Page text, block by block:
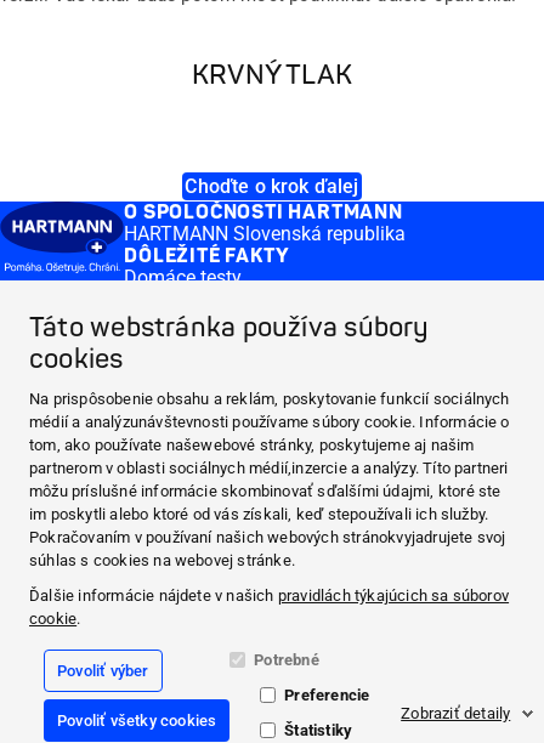
Táto webstránka používa súbory
cookies
Na prispôsobenie obsahu a reklám, poskytovanie funkcií sociálnych
médií a analýzunávštevnosti používame súbory cookie. Informácie o
tom, ako používate našewebové stránky, poskytujeme aj našim
partnerom v oblasti sociálnych médií,inzercie a analýzy. Títo partneri
môžu príslušné informácie skombinovať sďalšími údajmi, ktoré ste
im poskytli alebo ktoré od vás získali, keď stepoužívali ich služby.
Pokračovaním v používaní našich webových stránokvyjadrujete svoj
súhlas s cookies na webovej stránke.
Ďalšie informácie nájdete v našich pravidlách týkajúcich sa súborov
cookie.
Povoliť výber
Povoliť všetky cookies
Potrebné
Preferencie
Štatistiky
Zobraziť detaily
KRVNÝ TLAK
Choďte o krok ďalej
O SPOLOČNOSTI HARTMANN
HARTMANN Slovenská republika
DÔLEŽITÉ FAKTY
Domáce testy
ČASTO KLADENÉ OTÁZKY
Domáce testy
Distribution
CONTACT & MORE
Medi.connect Prihlásenie
O SPOLOČNOSTI HARTMANN
DÔLEŽITÉ FAKTY
ČASTO KLADENÉ OTÁZKY
MEDI.CONNECT
CONTACT & MORE
Facebook
YouTube
Právne informácie